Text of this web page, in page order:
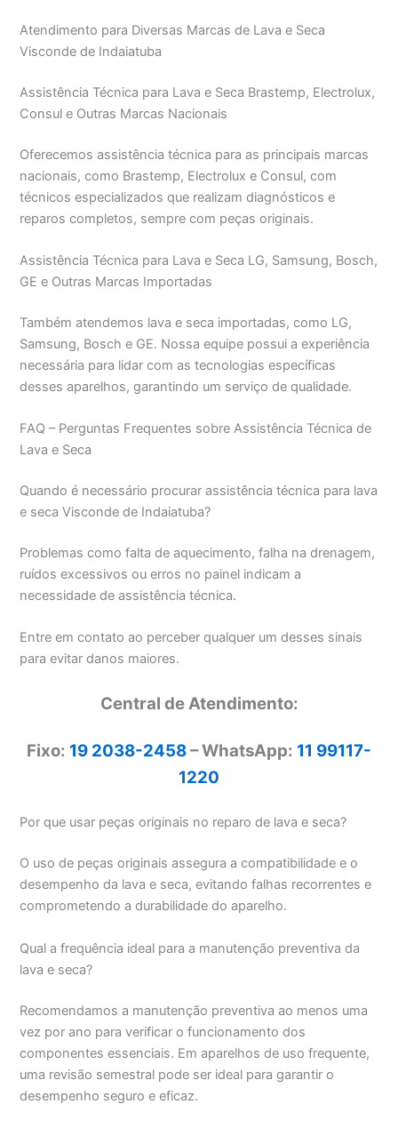
Atendimento para Diversas Marcas de Lava e Seca
Visconde de Indaiatuba
Assistência Técnica para Lava e Seca Brastemp, Electrolux,
Consul e Outras Marcas Nacionais
Oferecemos assistência técnica para as principais marcas
nacionais, como Brastemp, Electrolux e Consul, com
técnicos especializados que realizam diagnósticos e
reparos completos, sempre com peças originais.
Assistência Técnica para Lava e Seca LG, Samsung, Bosch,
GE e Outras Marcas Importadas
Também atendemos lava e seca importadas, como LG,
Samsung, Bosch e GE. Nossa equipe possui a experiência
necessária para lidar com as tecnologias específicas
desses aparelhos, garantindo um serviço de qualidade.
FAQ – Perguntas Frequentes sobre Assistência Técnica de
Lava e Seca
Quando é necessário procurar assistência técnica para lava
e seca Visconde de Indaiatuba?
Problemas como falta de aquecimento, falha na drenagem,
ruídos excessivos ou erros no painel indicam a
necessidade de assistência técnica.
Entre em contato ao perceber qualquer um desses sinais
para evitar danos maiores.
Central de Atendimento:
Fixo: 19 2038-2458– WhatsApp: 11 99117-
1220
Por que usar peças originais no reparo de lava e seca?
O uso de peças originais assegura a compatibilidade e o
desempenho da lava e seca, evitando falhas recorrentes e
comprometendo a durabilidade do aparelho.
Qual a frequência ideal para a manutenção preventiva da
lava e seca?
Recomendamos a manutenção preventiva ao menos uma
vez por ano para verificar o funcionamento dos
componentes essenciais. Em aparelhos de uso frequente,
uma revisão semestral pode ser ideal para garantir o
desempenho seguro e eficaz.